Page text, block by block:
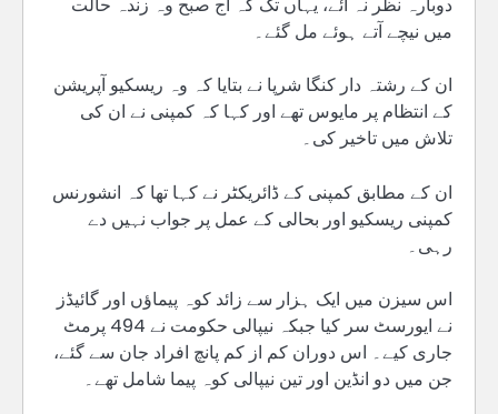
دوبارہ نظر نہ آئے، یہاں تک کہ آج صبح وہ زندہ حالت
میں نیچے آتے ہوئے مل گئے۔
ان کے رشتہ دار کنگا شرپا نے بتایا کہ وہ ریسکیو آپریشن
کے انتظام پر مایوس تھے اور کہا کہ کمپنی نے ان کی
تلاش میں تاخیر کی۔
ان کے مطابق کمپنی کے ڈائریکٹر نے کہا تھا کہ انشورنس
کمپنی ریسکیو اور بحالی کے عمل پر جواب نہیں دے
رہی۔
اس سیزن میں ایک ہزار سے زائد کوہ پیماؤں اور گائیڈز
نے ایورسٹ سر کیا جبکہ نیپالی حکومت نے 494 پرمٹ
جاری کیے۔ اس دوران کم از کم پانچ افراد جان سے گئے،
جن میں دو انڈین اور تین نیپالی کوہ پیما شامل تھے۔